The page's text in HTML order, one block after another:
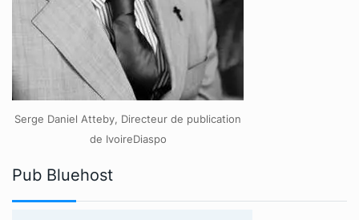
Serge Daniel Atteby, Directeur de publication
de IvoireDiaspo
Pub Bluehost